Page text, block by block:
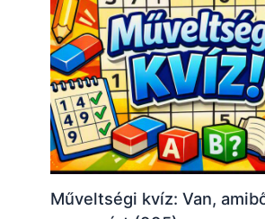
Műveltségi kvíz: Van,